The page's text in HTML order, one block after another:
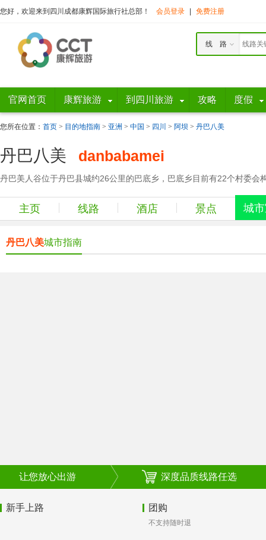
您好，欢迎来到四川成都康辉国际旅行社总部！ 会员登录 免费注册
线 路
官网首页 康辉旅游 到四川旅游 攻略 度假
您所在位置： 首页 > 目的地指南 > 亚洲 > 中国 > 四川 > 阿坝 > 丹巴八美
丹巴八美 danbabamei
丹巴美人谷位于丹巴县城约26公里的巴底乡，巴底乡目前有22个村委
主页 线路 酒店 景点 城
丹巴八美城市指南
让您放心出游 深度品质线路任选
新手上路 团购
不支持随时退